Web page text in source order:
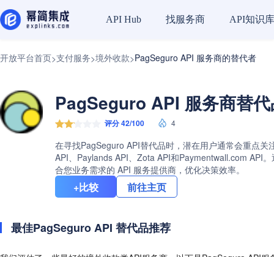
API Hub 找服务商 API知识库
开放平台首页>支付服务>境外收款>PagSeguro API 服务商的替代者
PagSeguro API 服务商替
评分 42/100 4
在寻找PagSeguro API替代品时，潜在用户通常会重点
API、Paylands API、Zota API和Paymentwall.com API
合您业务需求的 API 服务提供商，优化决策效率。
+比较 前往主页
最佳PagSeguro API 替代品推荐